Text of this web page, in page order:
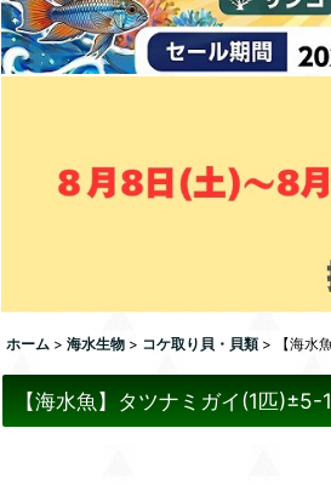
ホーム > 海水生物 > コケ取り貝・貝類 > 【海水
【海水魚】タツナミガイ(1匹